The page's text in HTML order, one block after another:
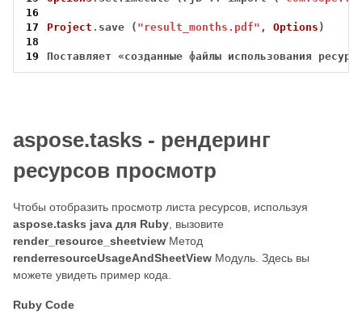
16
17
Project . save ( "result_months.pdf" , Options
18
19
Поставляет «созданные файлы использования
aspose.tasks - рендеринг
ресурсов просмотр
Чтобы отобразить просмотр листа ресурсов, используя
aspose.tasks java для Ruby, вызовите
render_resource_sheetview Метод
renderresourceUsageAndSheetView Модуль. Здесь вы
можете увидеть пример кода.
Ruby Code